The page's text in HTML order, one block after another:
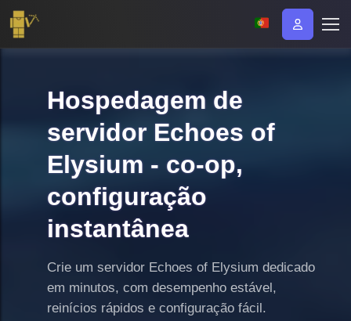
Hospedagem de
servidor Echoes of
Elysium - co-op,
configuração
instantânea
Crie um servidor Echoes of Elysium dedicado
em minutos, com desempenho estável,
reinícios rápidos e configuração fácil.